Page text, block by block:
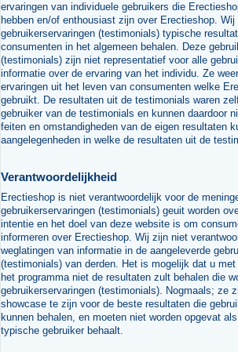
ervaringen van individuele gebruikers die
hebben en/of enthousiast zijn over Erectieshop.
gebruikerservaringen (testimonials) typische
consumenten in het algemeen behalen. Deze
(testimonials) zijn niet representatief voor alle
informatie over de ervaring van het individu. Ze
ervaringen uit het leven van consumenten welke
gebruikt. De resultaten uit de testimonials waren
gebruiker van de testimonials en kunnen daardoor
feiten en omstandigheden van de eigen resultaten
aangelegenheden in welke de resultaten uit de
Verantwoordelijkheid
Erectieshop is niet verantwoordelijk voor de
gebruikerservaringen (testimonials) geuit worden
intentie en het doel van deze website is om
informeren over Erectieshop. Wij zijn niet
weglatingen van informatie in de aangeleverde
(testimonials) van derden. Het is mogelijk dat u
het programma niet de resultaten zult behalen die
gebruikerservaringen (testimonials). Nogmaals; ze
showcase te zijn voor de beste resultaten die
kunnen behalen, en moeten niet worden opgevat
typische gebruiker behaalt.